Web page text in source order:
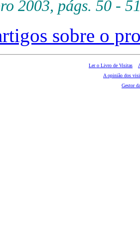
2003, págs. 50 -
sobre o
Ler o Livro de Visitas
A opinião dos
Gestor